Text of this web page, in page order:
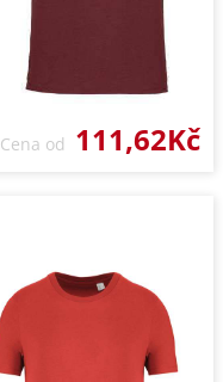
Cena od 111,62Kč